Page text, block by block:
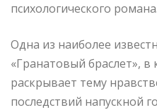
психологического романа.
Одна из наиболее
«Гранатовый браслет», в
раскрывает тему
последствий напускной